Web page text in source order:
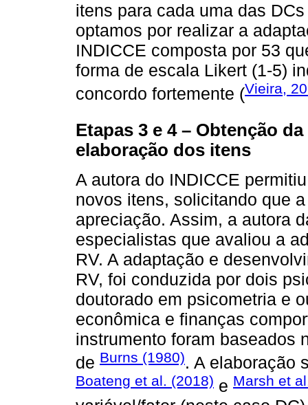
itens para cada uma das DCs
optamos por realizar a
INDICCE composta por 53
forma de escala Likert (1-5)
concordo fortemente (Vieira,
Etapas 3 e 4 – Obtenção
elaboração dos itens
A autora do INDICCE
novos itens, solicitando que
apreciação. Assim, a autora
especialistas que avaliou a
RV. A adaptação e
RV, foi conduzida por dois
doutorado em psicometria e
econômica e finanças
instrumento foram baseados
de Burns (1980). A elaboração
Boateng et al. (2018) e Marsh et